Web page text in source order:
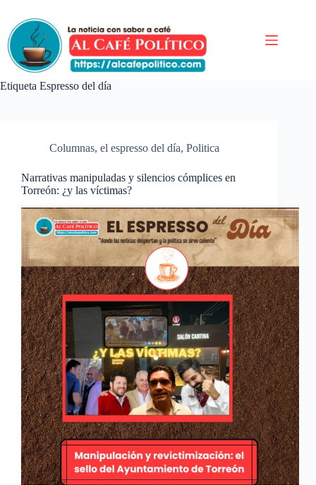
contenido
Etiqueta Espresso del día
Columnas, el espresso del día, Politica
Narrativas manipuladas y silencios cómplices en
Torreón: ¿y las víctimas?